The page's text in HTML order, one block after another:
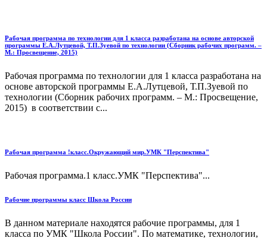
Рабочая программа по технологии для 1 класса разработана на основе авторской
программы Е.А.Лутцевой, Т.П.Зуевой по технологии (Сборник рабочих программ. –
М.: Просвещение, 2015)
Рабочая программа по технологии для 1 класса разработана на
основе авторской программы Е.А.Лутцевой, Т.П.Зуевой по
технологии (Сборник рабочих программ. – М.: Просвещение,
2015) в соответствии с...
Рабочая программа !класс.Окружающий мир.УМК "Перспектива"
Рабочая программа.1 класс.УМК "Перспектива"...
Рабочие программы класс Школа России
В данном материале находятся рабочие программы, для 1
класса по УМК "Школа России". По математике, технологии,